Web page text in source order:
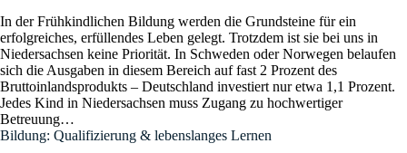
In der Frühkindlichen Bildung werden die Grundsteine für ein
erfolgreiches, erfüllendes Leben gelegt. Trotzdem ist sie bei uns in
Niedersachsen keine Priorität. In Schweden oder Norwegen belaufen
sich die Ausgaben in diesem Bereich auf fast 2 Prozent des
Bruttoinlandsprodukts – Deutschland investiert nur etwa 1,1 Prozent.
Jedes Kind in Niedersachsen muss Zugang zu hochwertiger
Betreuung…
Bildung: Qualifizierung & lebenslanges Lernen